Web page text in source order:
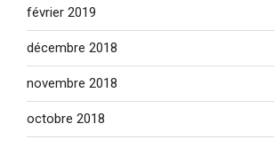
février 2019
décembre 2018
novembre 2018
octobre 2018